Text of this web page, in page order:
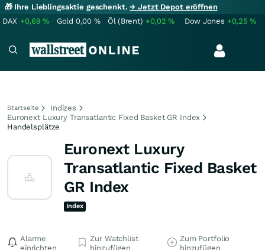
🎁 Ihre Lieblingsaktie geschenkt.→ Jetzt Depot eröffnen
DAX +0,69% Gold 0,00 % Öl (Brent) +0,02% Dow Jones +0,25%
Startseite
Indizes
Euronext Luxury Transatlantic Fixed Basket GR Index
Handelsplätze
Euronext Luxury
Transatlantic Fixed Basket
GR Index
Index
Alarme
einrichten
Zur Watchlist
hinzufügen
Zum Portfolio
hinzufügen